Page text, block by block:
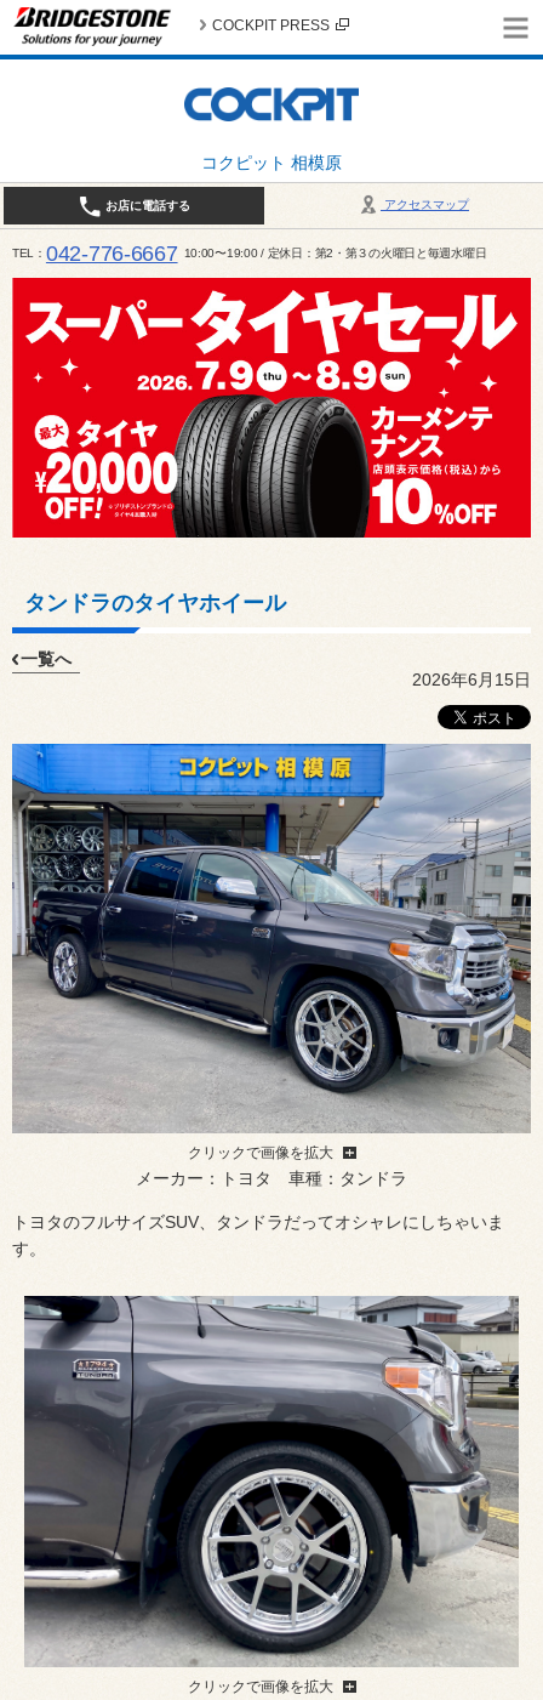
コクピット 相模原
COCKPIT PRESS
アクセスマップ
お店に電話する
TEL 042-776-6667 10:00〜19:00 / 定休日：第2・第３の火曜日と毎週水曜日
タンドラのタイヤホイール
一覧へ
2026年6月15日
クリックで画像を拡大
メーカー：トヨタ 車種：タンドラ
トヨタのフルサイズSUV、タンドラだってオシャレにしちゃいま
す。
クリックで画像を拡大